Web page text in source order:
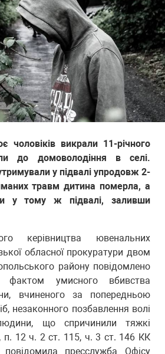
чоловіків викрали 11-річного
до домоволодіння в селі.
у підвалі упродовж 2-
травм дитина померла, а
у тому ж підвалі, заливши
керівництва ювенальних
обласної прокуратури двом
району повідомлено
умисного вбивства
вчиненого за попередньою
незаконного позбавлення волі
що спричинили тяжкі
п. 12 ч. 2 ст. 115, ч. 3 ст. 146 КК
пресслужба Офісу